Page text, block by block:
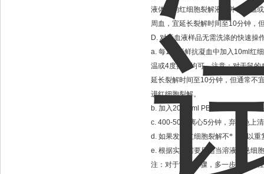
液体积的红细胞裂解液，并在室温或
周血，宜延长裂解时间至10分钟，
D. 对于血液样品无需洗涤的快速操
a. 每1ml 新鲜抗凝血中加入 10ml 红
温或4度操作均可。注意：对于鼠的
延长裂解时间至10分钟，但通常不
进红细胞裂解。
b. 加入20-30ml PBS
、生
c. 400-500g
离心5分钟，弃红色上
d. 如果发现红细胞裂解不*，可以重
e. 根据实验需要用适当溶液重悬细
注：对于常规步骤，多一步洗涤过